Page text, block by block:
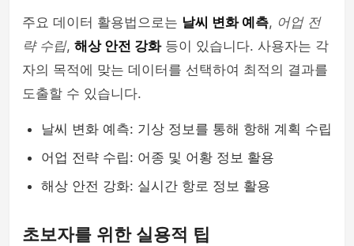
주요 데이터 활용법으로는 날씨 변화 예측, 어업 전
략 수립, 해상 안전 강화등이 있습니다. 사용자는 각
자의 목적에 맞는 데이터를 선택하여 최적의 결과를
도출할 수 있습니다.
날씨 변화 예측: 기상 정보를 통해 항해 계획 수립
어업 전략 수립: 어종 및 어황 정보 활용
해상 안전 강화: 실시간 항로 정보 활용
초보자를 위한 실용적 팁